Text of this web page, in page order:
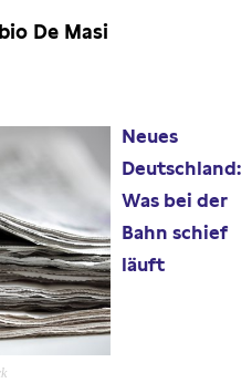
De Masi
Neues
Deutschland:
Was bei der
Bahn schief
läuft